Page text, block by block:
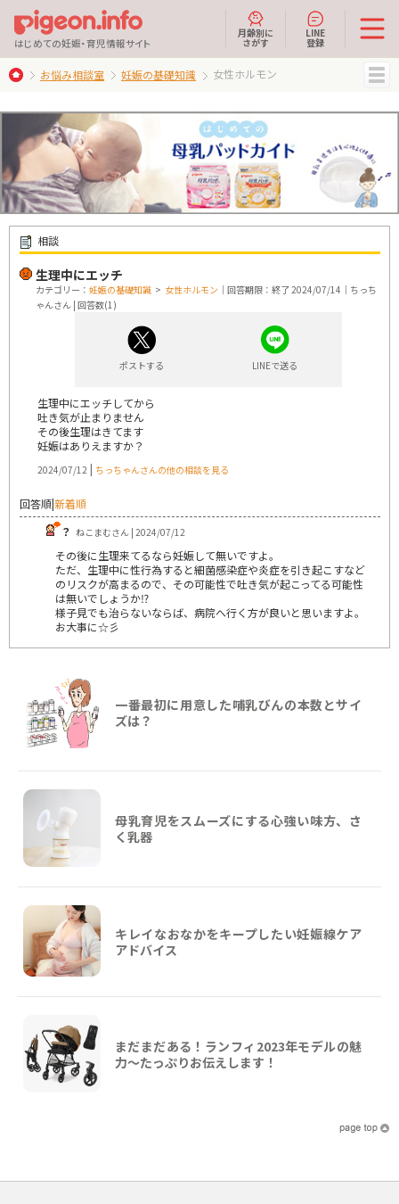
はじめての妊娠・育児情報サイト
月齢別に
さがす
LINE
登録
お悩み相談室 妊娠の基礎知識 女性ホルモン
相談
生理中にエッチ
カテゴリー： 妊娠の基礎知識 > 女性ホルモン ｜回答期限：終了 2024/07/14｜ちっち
ゃんさん | 回答数(1)
ポストする LINEで送る
生理中にエッチしてから
吐き気が止まりません
その後生理はきてます
妊娠はありえますか？
2024/07/12 | ちっちゃんさんの他の相談を見る
回答順|新着順
？ ねこまむさん | 2024/07/12
その後に生理来てるなら妊娠して無いですよ。
ただ、生理中に性行為すると細菌感染症や炎症を引き起こすなど
のリスクが高まるので、その可能性で吐き気が起こってる可能性
は無いでしょうか⁉️
様子見でも治らないならば、病院へ行く方が良いと思いますよ。
お大事に☆彡
一番最初に用意した哺乳びんの本数とサイ
ズは？
母乳育児をスムーズにする心強い味方、さ
く乳器
キレイなおなかをキープしたい妊娠線ケア
アドバイス
まだまだある！ランフィ2023年モデルの魅
力～たっぷりお伝えします！